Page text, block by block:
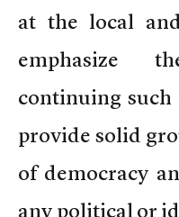
at the local
emphasize
continuing such
provide solid
of democracy
any political or